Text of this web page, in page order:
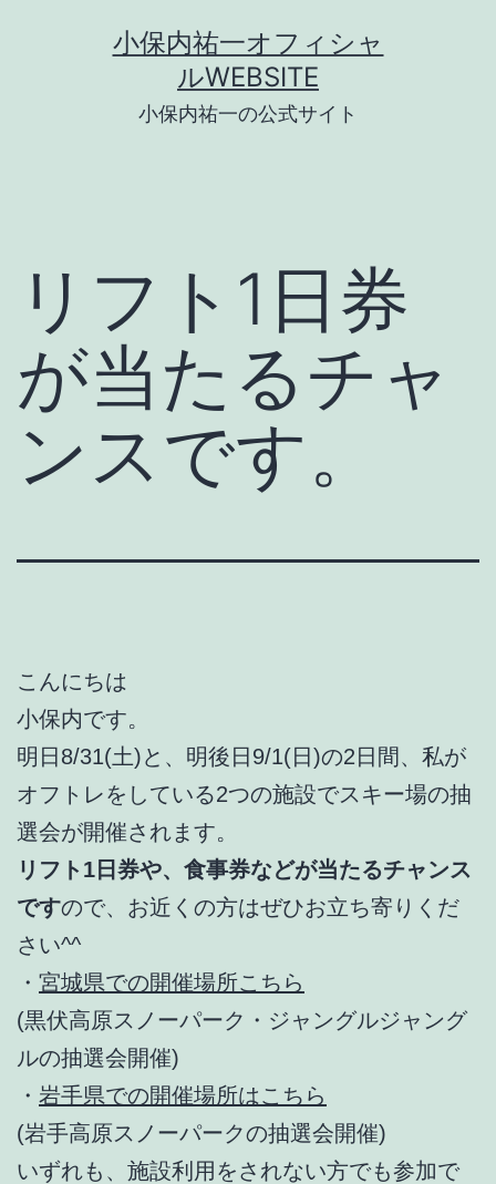
小保内祐一オフィシャ
ルWEBSITE
小保内祐一の公式サイト
リフト1日券
が当たるチャ
ンスです。
こんにちは
小保内です。
明日8/31(土)と、明後日9/1(日)の2日間、私が
オフトレをしている2つの施設でスキー場の抽
選会が開催されます。
リフト1日券や、食事券などが当たるチャンス
ですので、お近くの方はぜひお立ち寄りくだ
さい^^
・ 宮城県での開催場所こちら
(黒伏高原スノーパーク・ジャングルジャング
ルの抽選会開催)
・ 岩手県での開催場所はこちら
(岩手高原スノーパークの抽選会開催)
いずれも、施設利用をされない方でも参加で